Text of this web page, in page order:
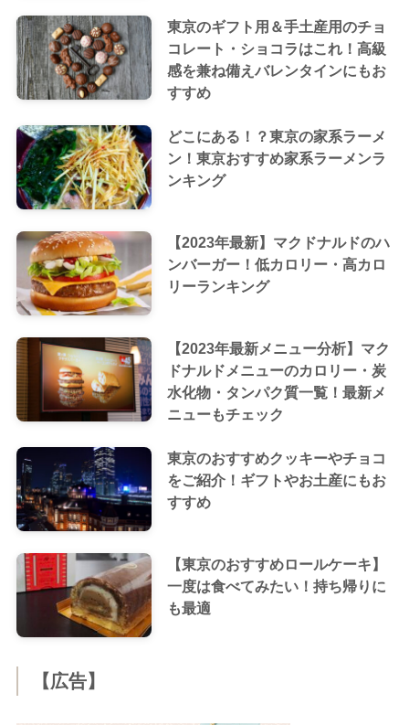
東京のギフト用＆手土産用のチョ
コレート・ショコラはこれ！高級
感を兼ね備えバレンタインにもお
すすめ
どこにある！？東京の家系ラーメ
ン！東京おすすめ家系ラーメンラ
ンキング
【2023年最新】マクドナルドのハ
ンバーガー！低カロリー・高カロ
リーランキング
【2023年最新メニュー分析】マク
ドナルドメニューのカロリー・炭
水化物・タンパク質一覧！最新メ
ニューもチェック
東京のおすすめクッキーやチョコ
をご紹介！ギフトやお土産にもお
すすめ
【東京のおすすめロールケーキ】
一度は食べてみたい！持ち帰りに
も最適
【広告】